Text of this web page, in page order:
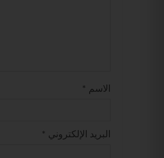
الاسم *
البريد الإلكتروني *